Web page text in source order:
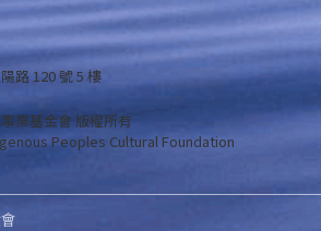
路 120 號 5 樓
業基金會 版權所有
Peoples Cultural Foundation